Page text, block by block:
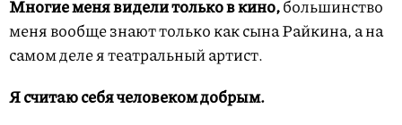
Многие меня видели только в кино,большинство
меня вообще знают только как сына Райкина, а на
самом деле я театральный артист.
Я считаю себя человеком добрым.